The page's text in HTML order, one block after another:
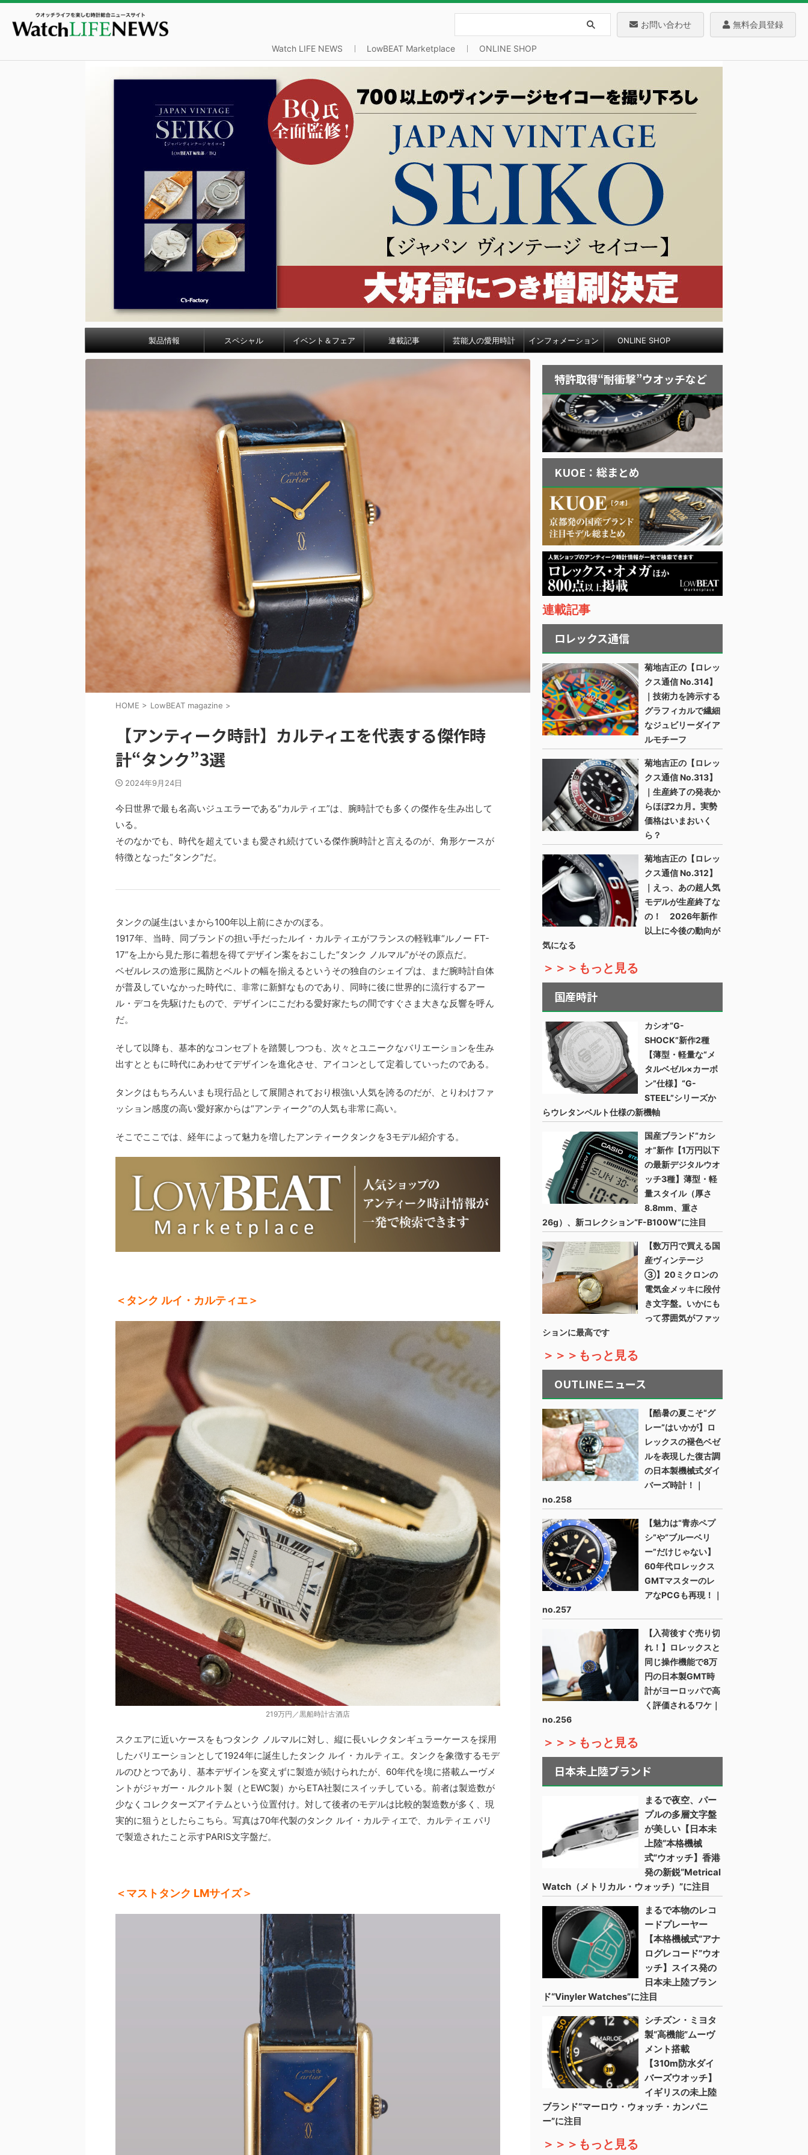
お問い合わせ 無料会員登録
Watch LIFE NEWS LowBEAT Marketplace ONLINE SHOP
製品情報 スペシャル イベント＆フェア 連載記事 芸能人の愛用時計 インフォメーション ONLINE SHOP
HOME > LowBEAT magazine >
【アンティーク時計】カルティエを代表する傑作時
計“タンク”3選
2024年9月24日
今日世界で最も名高いジュエラーである“カルティエ”は、腕時計でも多くの傑作を生み出して
いる。
そのなかでも、時代を超えていまも愛され続けている傑作腕時計と言えるのが、角形ケースが
特徴となった“タンク”だ。
タンクの誕生はいまから100年以上前にさかのぼる。
1917年、当時、同ブランドの担い手だったルイ・カルティエがフランスの軽戦車“ルノー FT-
17”を上から見た形に着想を得てデザイン案をおこした“タンク ノルマル”がその原点だ。
ベゼルレスの造形に風防とベルトの幅を揃えるというその独自のシェイプは、まだ腕時計自体
が普及していなかった時代に、非常に新鮮なものであり、同時に後に世界的に流行するアー
ル・デコを先駆けたもので、デザインにこだわる愛好家たちの間ですぐさま大きな反響を呼ん
だ。
そして以降も、基本的なコンセプトを踏襲しつつも、次々とユニークなバリエーションを生み
出すとともに時代にあわせてデザインを進化させ、アイコンとして定着していったのである。
タンクはもちろんいまも現行品として展開されており根強い人気を誇るのだが、とりわけファ
ッション感度の高い愛好家からは“アンティーク”の人気も非常に高い。
そこでここでは、経年によって魅力を増したアンティークタンクを3モデル紹介する。
＜タンク ルイ・カルティエ＞
219万円／黒船時計古酒店
スクエアに近いケースをもつタンク ノルマルに対し、縦に長いレクタンギュラーケースを採用
したバリエーションとして1924年に誕生したタンク ルイ・カルティエ。タンクを象徴するモデ
ルのひとつであり、基本デザインを変えずに製造が続けられたが、60年代を境に搭載ムーヴメ
ントがジャガー・ルクルト製（とEWC製）からETA社製にスイッチしている。前者は製造数が
少なくコレクターズアイテムという位置付け。対して後者のモデルは比較的製造数が多く、現
実的に狙うとしたらこちら。写真は70年代製のタンク ルイ・カルティエで、カルティエ パリ
で製造されたこと示すPARIS文字盤だ。
＜マストタンク LMサイズ＞
特許取得“耐衝撃”ウオッチなど
KUOE：総まとめ
連載記事
ロレックス通信
菊地吉正の【ロレッ
クス通信 No.314】
｜技術力を誇示する
グラフィカルで繊細
なジュビリーダイア
ルモチーフ
菊地吉正の【ロレッ
クス通信 No.313】
｜生産終了の発表か
らほぼ2カ月。実勢
価格はいまおいく
ら？
菊地吉正の【ロレッ
クス通信 No.312】
｜えっ、あの超人気
モデルが生産終了な
の！ 2026年新作
以上に今後の動向が
気になる
＞＞＞もっと見る
国産時計
カシオ“G-
SHOCK”新作2種
【薄型・軽量な“メ
タルベゼル×カーボ
ン”仕様】“G-
STEEL”シリーズか
らウレタンベルト仕様の新機軸
国産ブランド“カシ
オ”新作【1万円以下
の最新デジタルウオ
ッチ3種】薄型・軽
量スタイル（厚さ
8.8mm、重さ
26g）、新コレクション“F-B100W”に注目
【数万円で買える国
産ヴィンテージ
③】20ミクロンの
電気金メッキに段付
き文字盤。いかにも
って雰囲気がファッ
ションに最高です
＞＞＞もっと見る
OUTLINEニュース
【酷暑の夏こそ“グ
レー”はいかが】ロ
レックスの褪色ベゼ
ルを表現した復古調
の日本製機械式ダイ
バーズ時計！｜
no.258
【魅力は“青赤ペプ
シ”や“ブルーベリ
ー”だけじゃない】
60年代ロレックス
GMTマスターのレ
アなPCGも再現！｜
no.257
【入荷後すぐ売り切
れ！】ロレックスと
同じ操作機能で8万
円の日本製GMT時
計がヨーロッパで高
く評価されるワケ｜
no.256
＞＞＞もっと見る
日本未上陸ブランド
まるで夜空、パー
プルの多層文字盤
が美しい【日本未
上陸“本格機械
式”ウオッチ】香港
発の新鋭“Metrical
Watch（メトリカル・ウォッチ）”に注目
まるで本物のレコ
ードプレーヤー
【本格機械式“アナ
ログレコード”ウオ
ッチ】スイス発の
日本未上陸ブラン
ド“Vinyler Watches”に注目
シチズン・ミヨタ
製“高機能”ムーヴ
メント搭載
【310m防水ダイ
バーズウオッチ】
イギリスの未上陸
ブランド“マーロウ・ウォッチ・カンパニ
ー”に注目
＞＞＞もっと見る